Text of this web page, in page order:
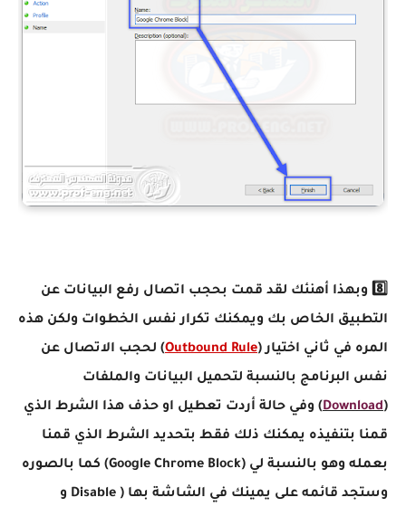
8️⃣ وبهذا أهنئك لقد قمت بحجب اتصال رفع البيانات عن
التطبيق الخاص بك ويمكنك تكرار نفس الخطوات ولكن هذه
المره في ثاني اختيار (Outbound Rule) لحجب الاتصال عن
نفس البرنامج بالنسبة لتحميل البيانات والملفات
(
Download) وفي حالة أردت تعطيل او حذف هذا الشرط الذي
قمنا بتنفيذه يمكنك ذلك فقط بتحديد الشرط الذي قمنا
بعمله وهو بالنسبة لي (Google Chrome Block) كما بالصوره
وستجد قائمه على يمينك في الشاشة بها ( Disable و